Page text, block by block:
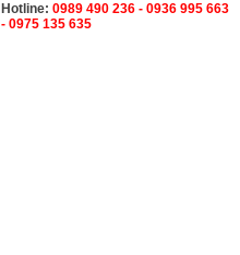
Hotline: 0989 490 236 - 0936 995 663
- 0975 135 635